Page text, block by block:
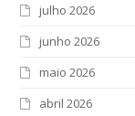
julho 2026
junho 2026
maio 2026
abril 2026